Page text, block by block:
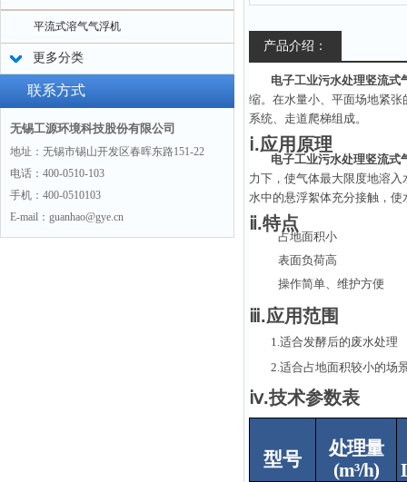
平流式溶气气浮机
更多分类
联系方式
无锡工源环境科技股份有限公司
地址：无锡市锡山开发区春晖东路151-22
电话：400-0510-103
手机：400-0510103
E-mail：guanhao@gye.cn
产品介绍：
电子工业污水处理竖流式
缩。在水量小、平面场地紧
系统、走道爬梯组成。
ⅰ.应用原理
电子工业污水处理竖流式
力下，使气体最大限度地溶
水中的悬浮絮体充分接触，
ⅱ.特点
占地面积小
表面负荷高
操作简单、维护方便
ⅲ.应用范围
1.适合发酵后的废水处理
2.适合占地面积较小的场
ⅳ.技术参数表
型号 处理量
(m³/h)